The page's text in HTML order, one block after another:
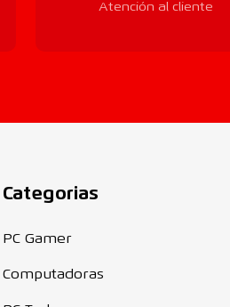
Atención al cliente
Categorias
PC Gamer
Computadoras